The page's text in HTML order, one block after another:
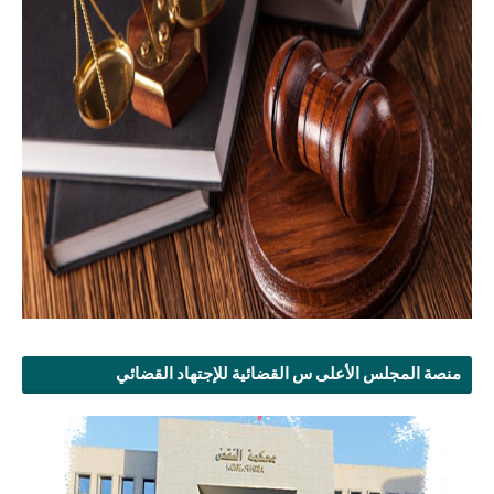
منصة المجلس الأعلى س القضائية للإجتهاد القضائي